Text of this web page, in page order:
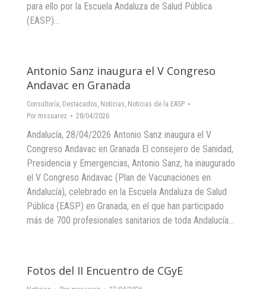
para ello por la Escuela Andaluza de Salud Pública
(EASP)…
Antonio Sanz inaugura el V Congreso
Andavac en Granada
Consultoría, Destacados, Noticias, Noticias de la EASP
Por mssuarez 28/04/2026
Andalucía, 28/04/2026 Antonio Sanz inaugura el V
Congreso Andavac en Granada El consejero de Sanidad,
Presidencia y Emergencias, Antonio Sanz, ha inaugurado
el V Congreso Andavac (Plan de Vacunaciones en
Andalucía), celebrado en la Escuela Andaluza de Salud
Pública (EASP) en Granada, en el que han participado
más de 700 profesionales sanitarios de toda Andalucía…
Fotos del II Encuentro de CGyE